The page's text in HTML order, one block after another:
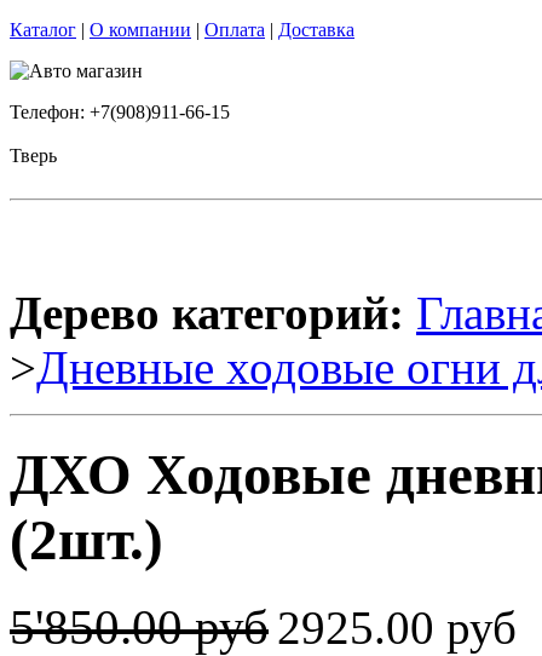
Каталог | О компании | Оплата | Доставка
Телефон: +7(908)911-66-15
Тверь
Дерево категорий:
>Дневные ходовые огни
ДХО Ходовые
(2шт.)
5'850.00 руб2925.00 руб